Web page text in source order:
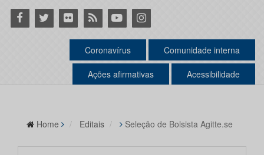
Facebook
Twitter Flickr RSS YoutubeInstagram
Coronavírus Comunidade interna
Ações afirmativas Acessibilidade
Home Editais Seleção de Bolsista Agitte.se